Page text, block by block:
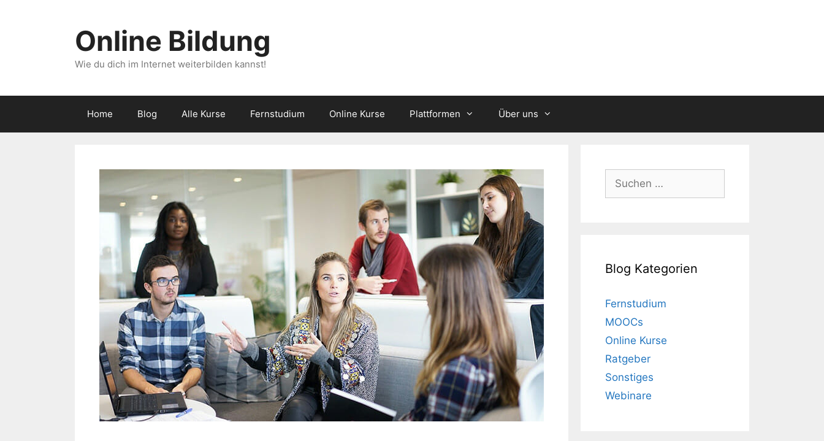
Online Bildung
Wie du dich im Internet weiterbilden kannst!
Home Blog Alle Kurse Fernstudium Online Kurse Plattformen Über uns
Suchen
nach:
Blog Kategorien
Fernstudium
MOOCs
Online Kurse
Ratgeber
Sonstiges
Webinare